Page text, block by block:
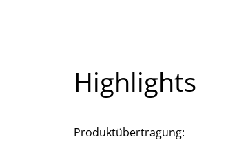
Highlights
Produktübertragung: